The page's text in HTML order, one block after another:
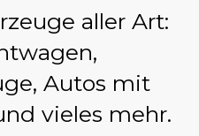
aller Art:
Autos mit
vieles mehr.